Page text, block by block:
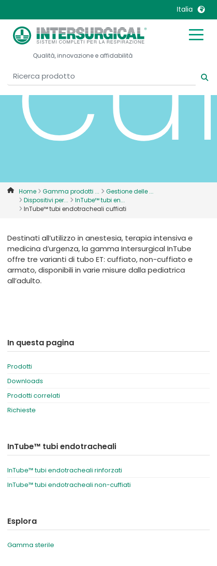
Italia
United Kingdom
United States
Canada, English
Canada, Français
Denmark
Deutschland
France
Malaysia
Mexico
Nederlands
International English
Qualità, innovazione e affidabilità
Home Gamma prodotti ...
Gestione delle ...
Dispositivi per...
InTube™ tubi en...
InTube™ tubi endotracheali cuffiati
Destinati all’utilizzo in anestesia, terapia intensiva e
medicina d’urgenza, la gamma Intersurgical InTube
offre tre varianti di tubo ET: cuffiato, non-cuffiato e
armato, disponibili in varie misure dalla pediatrica
all’adulto.
In questa pagina
Prodotti
Downloads
Prodotti correlati
Richieste
InTube™ tubi endotracheali
InTube™ tubi endotracheali rinforzati
InTube™ tubi endotracheali non-cuffiati
Esplora
Gamma sterile